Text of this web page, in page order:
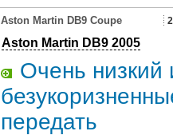
Aston Martin DB9 Coupe
Aston Martin DB9 2005
Очень
передать